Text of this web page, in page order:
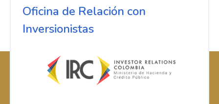
Oficina de Relación con
Inversionistas